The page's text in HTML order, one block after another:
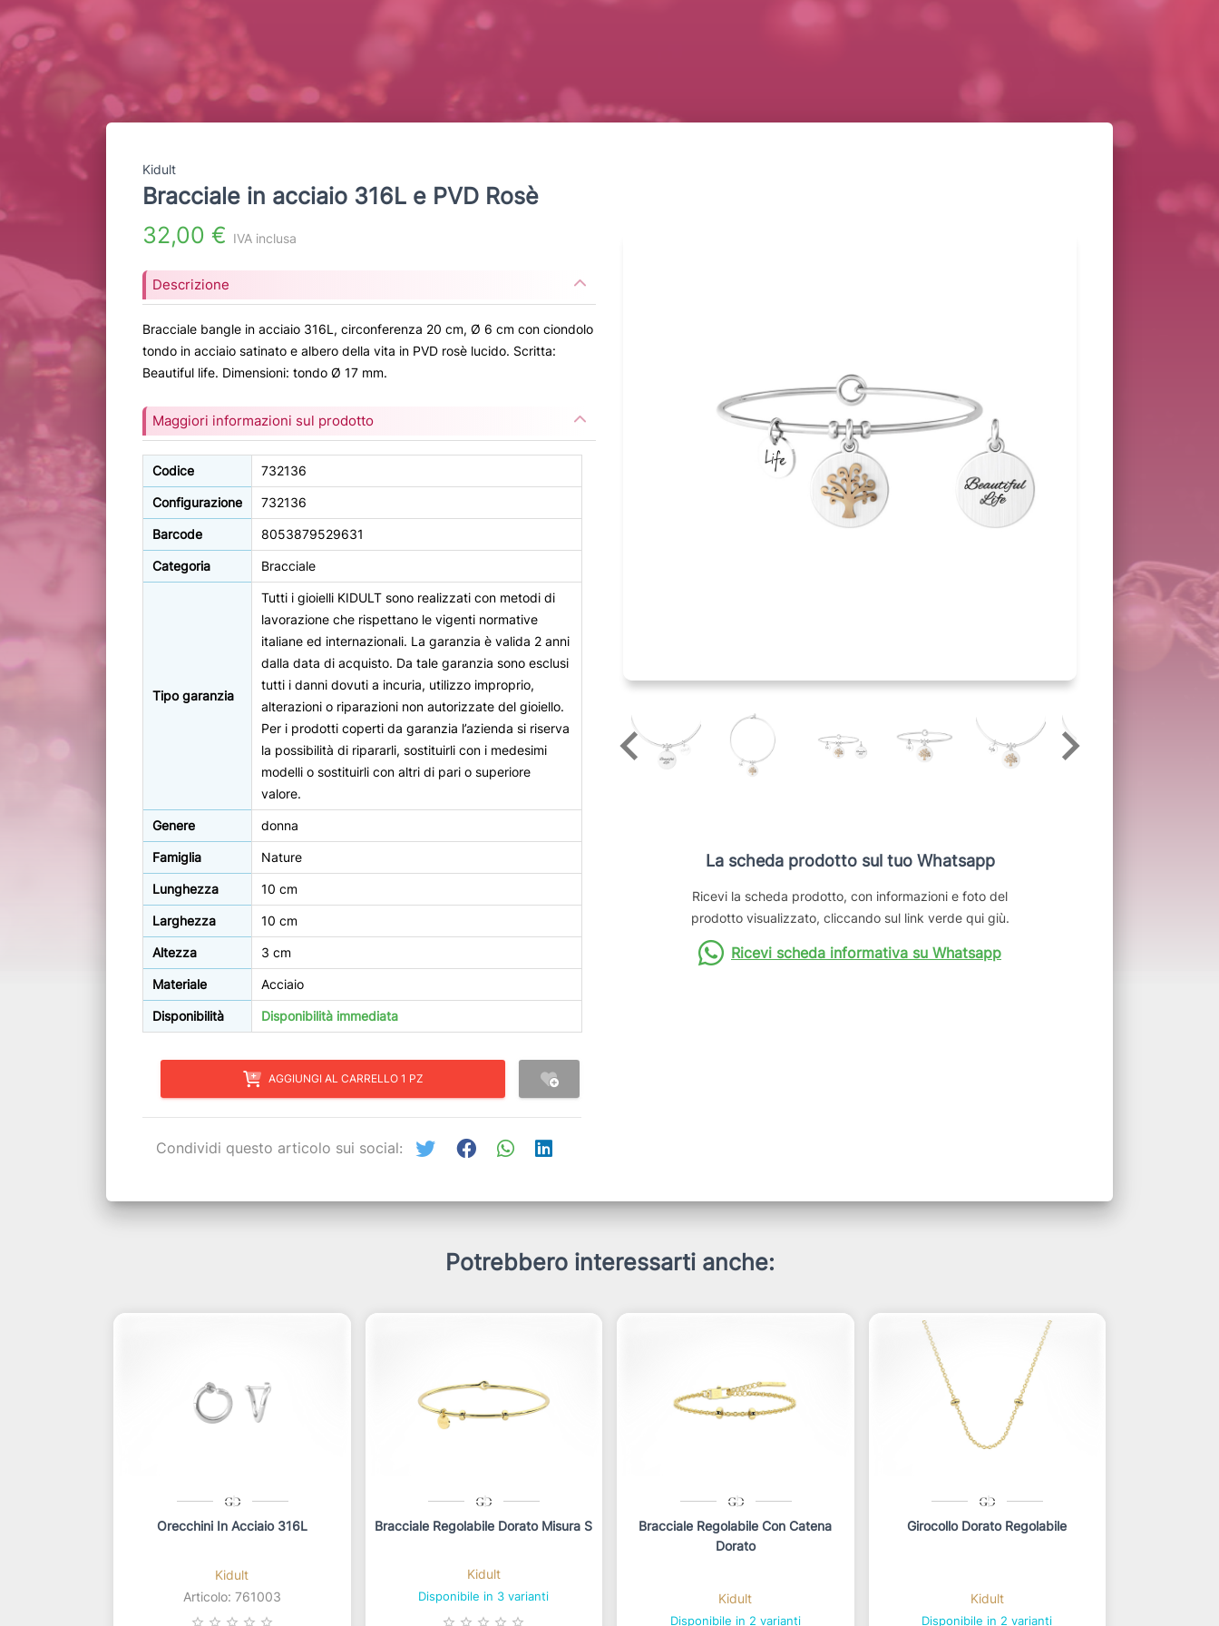
Kidult
Bracciale in acciaio 316L e PVD Rosè
32,00 € IVA inclusa
Descrizione
Bracciale bangle in acciaio 316L, circonferenza 20 cm, Ø 6 cm con ciondolo
tondo in acciaio satinato e albero della vita in PVD rosè lucido. Scritta:
Beautiful life. Dimensioni: tondo Ø 17 mm.
Maggiori informazioni sul prodotto
Codice 732136
Configurazione 732136
Barcode 8053879529631
Categoria Bracciale
Tipo garanzia
Tutti i gioielli KIDULT sono realizzati con metodi di
lavorazione che rispettano le vigenti normative
italiane ed internazionali. La garanzia è valida 2 anni
dalla data di acquisto. Da tale garanzia sono esclusi
tutti i danni dovuti a incuria, utilizzo improprio,
alterazioni o riparazioni non autorizzate del gioiello.
Per i prodotti coperti da garanzia l’azienda si riserva
la possibilità di ripararli, sostituirli con i medesimi
modelli o sostituirli con altri di pari o superiore
valore.
Genere donna
Famiglia Nature
Lunghezza 10 cm
Larghezza 10 cm
Altezza 3 cm
Materiale Acciaio
Disponibilità Disponibilità immediata
AGGIUNGI AL CARRELLO 1 PZ
Condividi questo articolo sui social:
La scheda prodotto sul tuo Whatsapp
Ricevi la scheda prodotto, con informazioni e foto del
prodotto visualizzato, cliccando sul link verde qui giù.
Ricevi scheda informativa su Whatsapp
Potrebbero interessarti anche:
Orecchini In Acciaio 316L
Kidult
Articolo: 761003
star_border star_border star_border star_border star_border
Bracciale Regolabile Dorato Misura S
Kidult
Disponibile in 3 varianti
star_border star_border star_border star_border star_border
Bracciale Regolabile Con Catena
Dorato
Kidult
Disponibile in 2 varianti
Girocollo Dorato Regolabile
Kidult
Disponibile in 2 varianti